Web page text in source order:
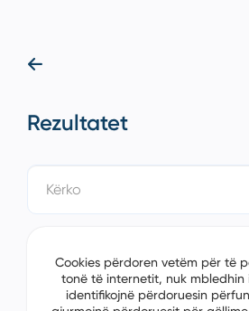
Rezultatet
Cookies përdoren vetëm për të
tonë të internetit, nuk mbledhin
identifikojnë përdoruesin